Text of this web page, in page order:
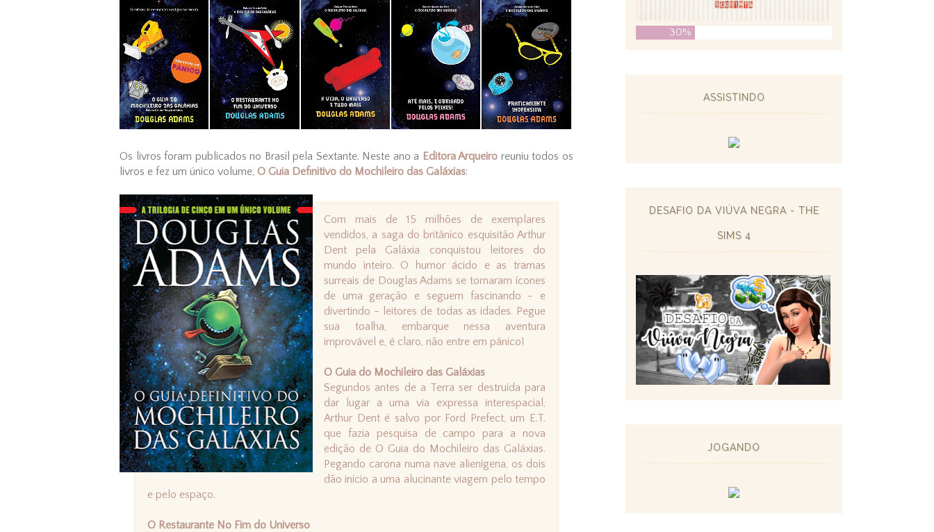
Os livros foram publicados no Brasil pela Sextante. Neste ano a Editora Arqueiro reuniu todos os
livros e fez um único volume, O Guia Definitivo do Mochileiro das Galáxias:
Com mais de 15 milhões de exemplares
vendidos, a saga do britânico esquisitão Arthur
Dent pela Galáxia conquistou leitores do
mundo inteiro. O humor ácido e as tramas
surreais de Douglas Adams se tornaram ícones
de uma geração e seguem fascinando - e
divertindo - leitores de todas as idades. Pegue
sua toalha, embarque nessa aventura
improvável e, é claro, não entre em pânico!
O Guia do Mochileiro das Galáxias
Segundos antes de a Terra ser destruída para
dar lugar a uma via expressa interespacial,
Arthur Dent é salvo por Ford Prefect, um E.T.
que fazia pesquisa de campo para a nova
edição de O Guia do Mochileiro das Galáxias.
Pegando carona numa nave alienígena, os dois
dão início a uma alucinante viagem pelo tempo
e pelo espaço.
O Restaurante No Fim do Universo
30%
ASSISTINDO
DESAFIO DA VIÚVA NEGRA - THE
SIMS 4
JOGANDO